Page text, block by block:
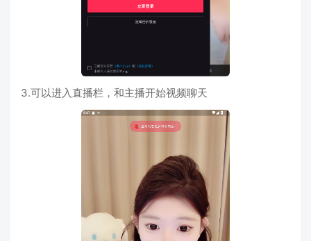
3.可以进入直播栏，和主播开始视频聊天